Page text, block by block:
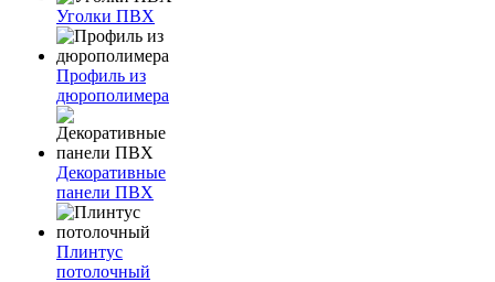
Уголки ПВХ
Профиль из
дюрополимера
Декоративные
панели ПВХ
Плинтус
потолочный